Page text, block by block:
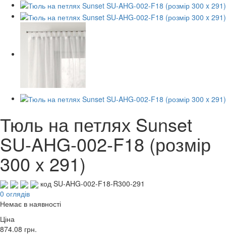
Тюль на петлях Sunset
SU-AHG-002-F18 (розмір
300 x 291)
код SU-AHG-002-F18-R300-291
0 оглядів
Немає в наявності
Ціна
874.08 грн.